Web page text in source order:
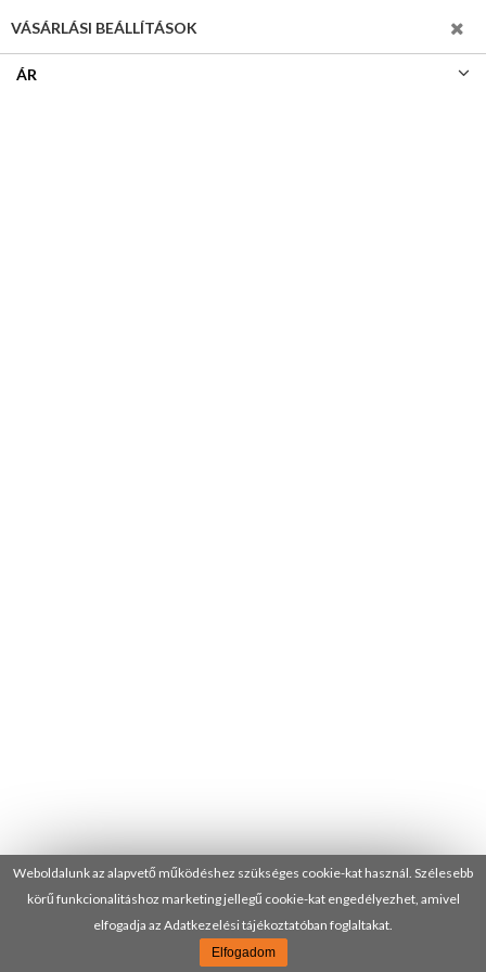
Weboldalunk az alapvető működéshez szükséges cookie-kat használ. Szélesebb
körű funkcionalitáshoz marketing jellegű cookie-kat engedélyezhet, amivel
elfogadja az Adatkezelési tájékoztatóban foglaltakat.
Elfogadom
VÁSÁRLÁSI BEÁLLÍTÁSOK
ÁR